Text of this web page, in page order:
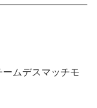
ームデスマッチモ